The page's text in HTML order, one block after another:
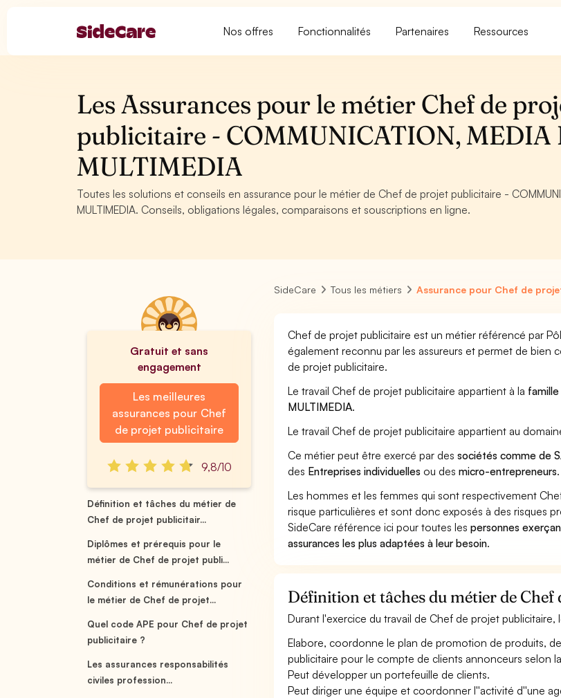
Nos offres Fonctionnalités Partenaires Ressources
Les Assurances pour le métier Chef de
publicitaire - COMMUNICATION, MEDIA
MULTIMEDIA
Toutes les solutions et conseils en assurance pour le métier de Chef de projet publicitaire -
MULTIMEDIA. Conseils, obligations légales, comparaisons et souscriptions en ligne.
Gratuit et sans
engagement
Les meilleures
assurances pour Chef
de projet publicitaire
9,8/10
Définition et tâches du métier de
Chef de projet publicitair...
Diplômes et prérequis pour le
métier de Chef de projet publi...
Conditions et rémunérations pour
le métier de Chef de projet...
Quel code APE pour Chef de projet
publicitaire ?
Les assurances responsabilités
civiles profession...
SideCare Tous les métiers Assurance pour Chef de
Chef de projet publicitaire est un métier référencé par
également reconnu par les assureurs et permet de
de projet publicitaire.
Le travail Chef de projet publicitaire appartient à la
MULTIMEDIA.
Le travail Chef de projet publicitaire appartient au
Ce métier peut être exercé par dessociétés comme de
des Entreprises individuelles ou desmicro-entrepreneurs.
Les hommes et les femmes qui sont respectivement
risque particulières et sont donc exposés à des risques
SideCare référence ici pour toutes lespersonnes
assurances les plus adaptées à leur besoin.
Définition et tâches du métier de
Durant l'exercice du travail de Chef de projet
Elabore, coordonne le plan de promotion de produits,
publicitaire pour le compte de clients annonceurs selon
Peut développer un portefeuille de clients.
Peut diriger une équipe et coordonner l''activité d''une